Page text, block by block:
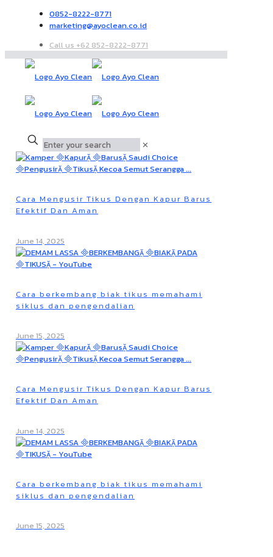
0852-8222-8771
marketing@ayoclean.co.id
Call us +62 852-8222-8771
✕
Cara Mengusir Tikus Dengan Kapur Barus
Efektif Dan Aman
June 14, 2025
Cara berkembang biak tikus memahami
siklus dan pengendalian
June 15, 2025
Cara Mengusir Tikus Dengan Kapur Barus
Efektif Dan Aman
June 14, 2025
Cara berkembang biak tikus memahami
siklus dan pengendalian
June 15, 2025